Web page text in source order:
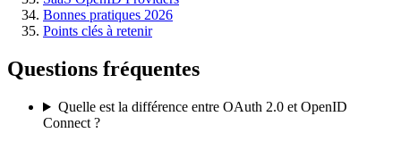
Bonnes pratiques 2026
Points clés à retenir
Questions fréquentes
Quelle est la différence entre OAuth 2.0 et OpenID
Connect ?